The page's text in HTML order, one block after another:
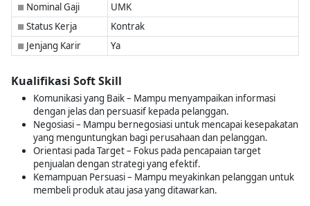
■ Nominal Gaji UMK
■ Status Kerja Kontrak
■ Jenjang Karir Ya
Kualifikasi Soft Skill
Komunikasi yang Baik – Mampu menyampaikan informasi
dengan jelas dan persuasif kepada pelanggan.
Negosiasi – Mampu bernegosiasi untuk mencapai kesepakatan
yang menguntungkan bagi perusahaan dan pelanggan.
Orientasi pada Target – Fokus pada pencapaian target
penjualan dengan strategi yang efektif.
Kemampuan Persuasi – Mampu meyakinkan pelanggan untuk
membeli produk atau jasa yang ditawarkan.